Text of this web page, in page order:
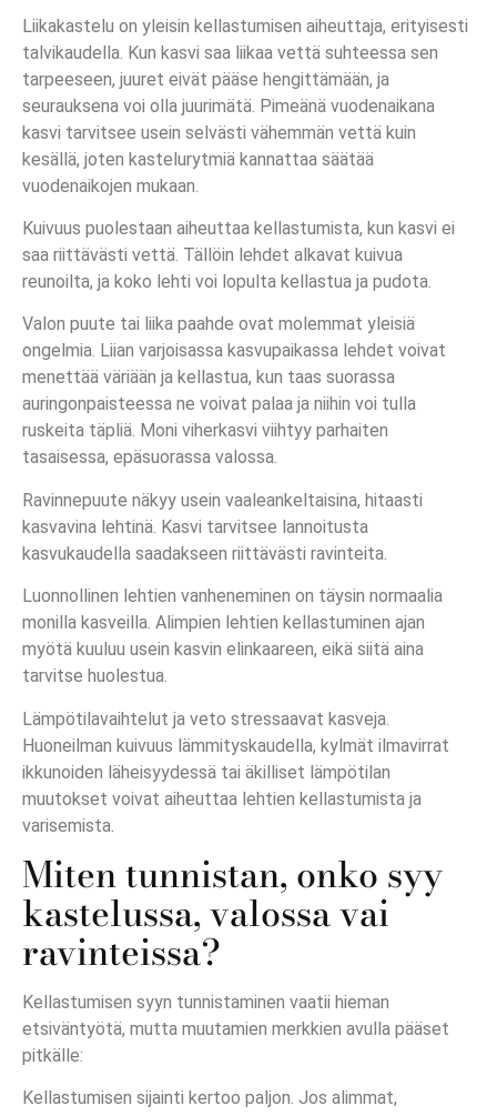
Liikakastelu on yleisin kellastumisen aiheuttaja, erityisesti
talvikaudella. Kun kasvi saa liikaa vettä suhteessa sen
tarpeeseen, juuret eivät pääse hengittämään, ja
seurauksena voi olla juurimätä. Pimeänä vuodenaikana
kasvi tarvitsee usein selvästi vähemmän vettä kuin
kesällä, joten kastelurytmiä kannattaa säätää
vuodenaikojen mukaan.
Kuivuus puolestaan aiheuttaa kellastumista, kun kasvi ei
saa riittävästi vettä. Tällöin lehdet alkavat kuivua
reunoilta, ja koko lehti voi lopulta kellastua ja pudota.
Valon puute tai liika paahde ovat molemmat yleisiä
ongelmia. Liian varjoisassa kasvupaikassa lehdet voivat
menettää väriään ja kellastua, kun taas suorassa
auringonpaisteessa ne voivat palaa ja niihin voi tulla
ruskeita täpliä. Moni viherkasvi viihtyy parhaiten
tasaisessa, epäsuorassa valossa.
Ravinnepuute näkyy usein vaaleankeltaisina, hitaasti
kasvavina lehtinä. Kasvi tarvitsee lannoitusta
kasvukaudella saadakseen riittävästi ravinteita.
Luonnollinen lehtien vanheneminen on täysin normaalia
monilla kasveilla. Alimpien lehtien kellastuminen ajan
myötä kuuluu usein kasvin elinkaareen, eikä siitä aina
tarvitse huolestua.
Lämpötilavaihtelut ja veto stressaavat kasveja.
Huoneilman kuivuus lämmityskaudella, kylmät ilmavirrat
ikkunoiden läheisyydessä tai äkilliset lämpötilan
muutokset voivat aiheuttaa lehtien kellastumista ja
varisemista.
Miten tunnistan, onko syy
kastelussa, valossa vai
ravinteissa?
Kellastumisen syyn tunnistaminen vaatii hieman
etsiväntyötä, mutta muutamien merkkien avulla pääset
pitkälle:
Kellastumisen sijainti kertoo paljon. Jos alimmat,